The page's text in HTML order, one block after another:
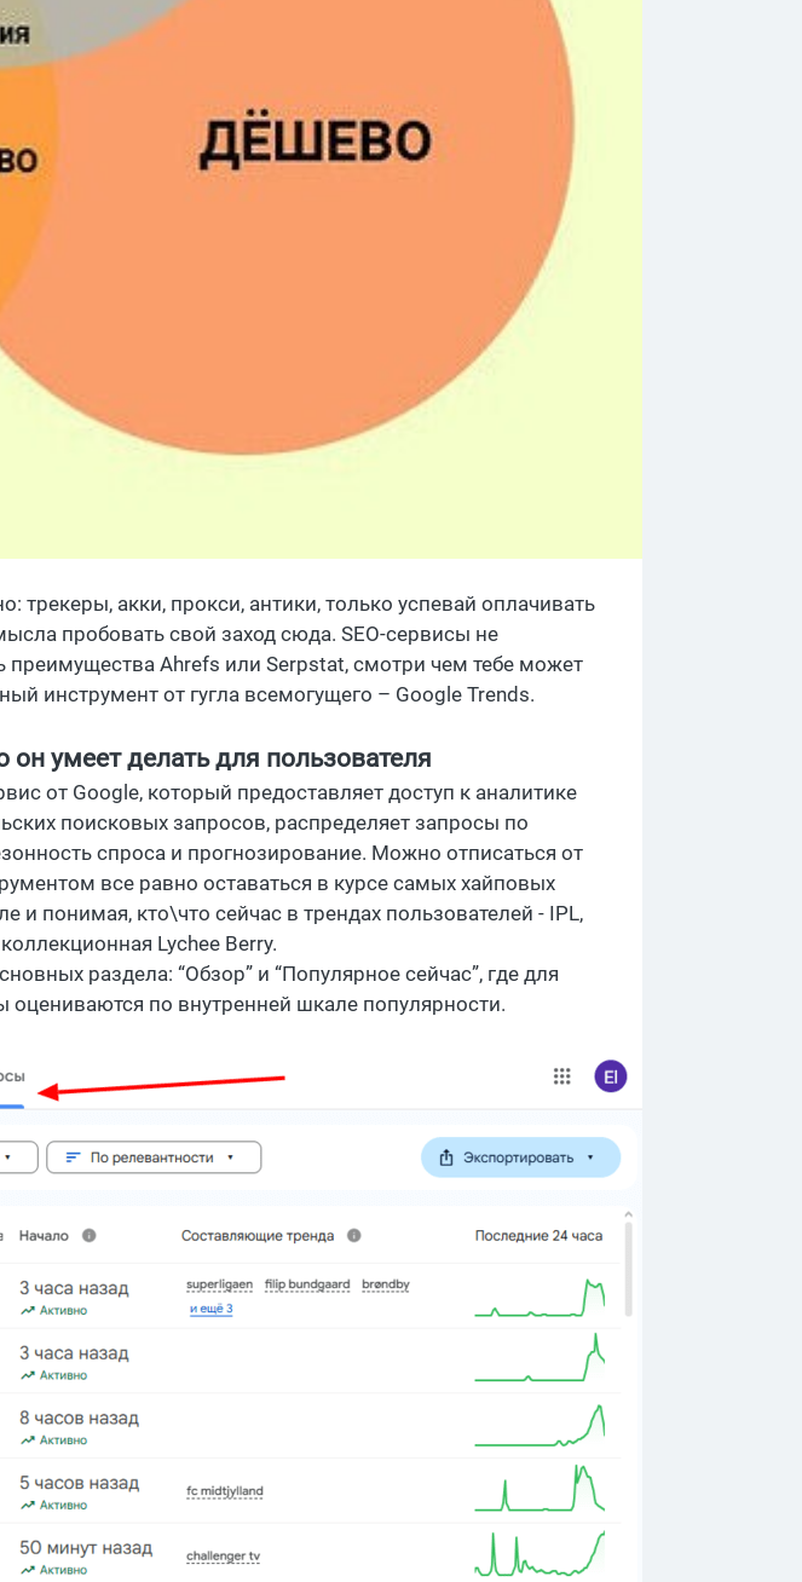
трекеры, акки, прокси, антики, только успевай оплачивать
пробовать свой заход сюда. SEO-сервисы не
преимущества Ahrefs или Serpstat, смотри чем тебе может
инструмент от гугла всемогущего – Google Trends.
он умеет делать для пользователя
от Google, который предоставляет доступ к аналитике
поисковых запросов, распределяет запросы по
спроса и прогнозирование. Можно отписаться от
все равно оставаться в курсе самых хайповых
понимая, кто\что сейчас в трендах пользователей - IPL,
Lychee Berry.
раздела: “Обзор” и “Популярное сейчас”, где для
по внутренней шкале популярности.